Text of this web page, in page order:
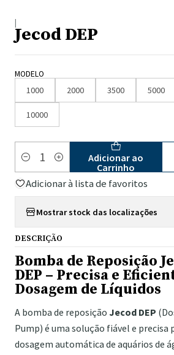
|
Jecod DEP
MODELO
1000 2000 3500 5000
10000
Quantidade
Adicionar ao
Carrinho
Adicionar à lista de favoritos
Mostrar stock das localizações
DESCRIÇÃO
Bomba de Reposição
DEP – Precisa e
Dosagem de Líquidos
A bomba de reposição Jecod DEP
Pump) é uma solução fiável e precisa
dosagem automática de aquários de